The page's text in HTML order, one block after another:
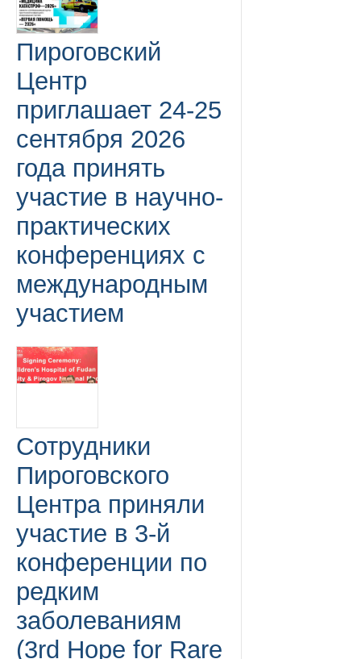
Пироговский
Центр
приглашает 24-25
сентября 2026
года принять
участие в научно-
практических
конференциях с
международным
участием
Сотрудники
Пироговского
Центра приняли
участие в 3-й
конференции по
редким
заболеваниям
(3rd Hope for Rare